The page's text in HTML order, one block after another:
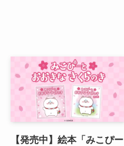
【発売中】絵本「みこぴー